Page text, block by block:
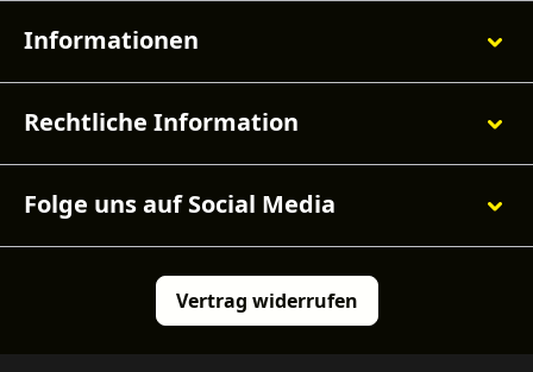
Informationen
Rechtliche Information
Folge uns auf Social Media
Vertrag widerrufen